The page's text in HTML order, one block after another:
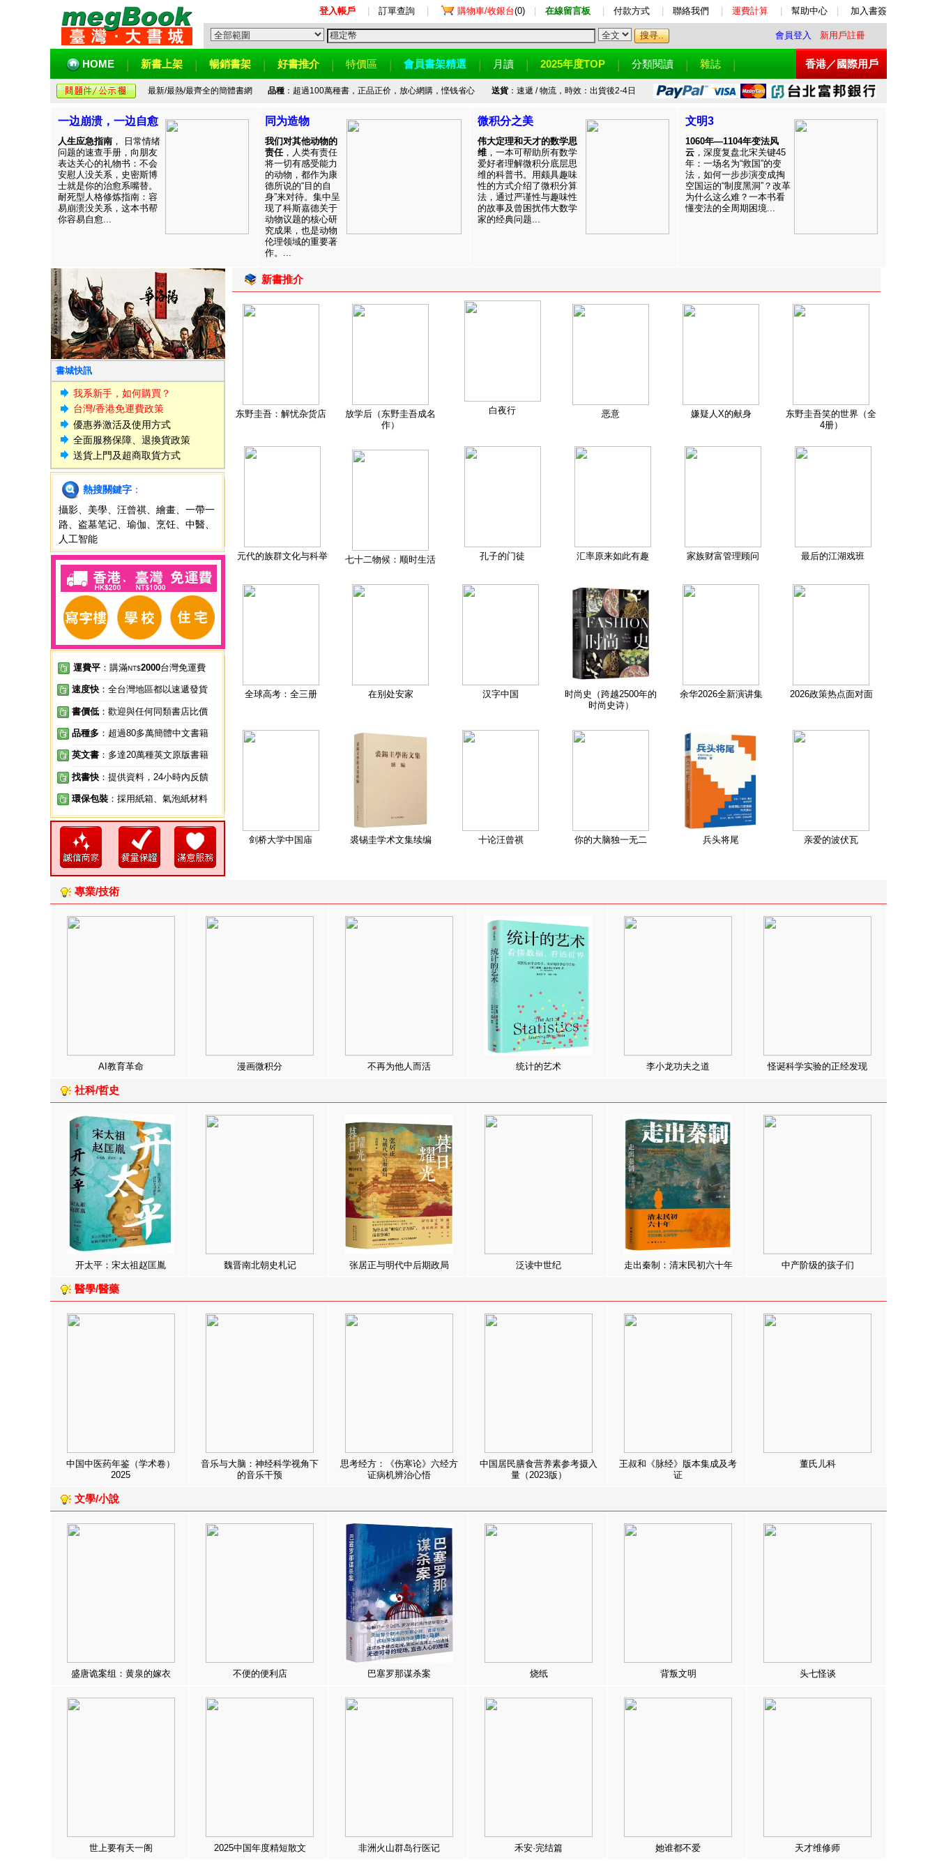
登入帳戶 訂單查詢 購物車/收銀台(0) 在線留言板 付款方式 聯絡我們 運費計算 幫助中心 加入書簽
會員登入 新用戶註冊
HOME 新書上架 暢銷書架 好書推介 特價區 會員書架精選 月讀 2025年度TOP 分類閱讀 雜誌 香港／國際用戶
最新/最熱/最齊全的簡體書網 品種：超過100萬種書，正品正价，放心網購，悭钱省心 送貨：速遞 / 物流，時效：出貨後2-4日
一边崩溃，一边自愈
人生应急指南 ， 日常情绪
问题的速查手册，向朋友
表达关心的礼物书：不会
安慰人没关系，史密斯博
士就是你的治愈系嘴替。
耐死型人格修炼指南：容
易崩溃没关系，这本书帮
你容易自愈...
同为造物
我们对其他动物的
责任，人类有责任
将一切有感受能力
的动物，都作为康
德所说的“目的自
身”来对待。集中呈
现了科斯嘉德关于
动物议题的核心研
究成果，也是动物
伦理领域的重要著
作。...
微积分之美
伟大定理和天才的数学思
维 ，一本可帮助所有数学
爱好者理解微积分底层思
维的科普书。用颇具趣味
性的方式介绍了微积分算
法，通过严谨性与趣味性
的故事及曾困扰伟大数学
家的经典问题...
文明3
1060年—1104年变法风
云 ，深度复盘北宋关键45
年：一场名为“救国”的变
法，如何一步步演变成掏
空国运的“制度黑洞”？改革
为什么这么难？一本书看
懂变法的全周期困境...
書城快訊
我系新手，如何購買？
台灣/香港免運費政策
優惠券激活及使用方式
全面服務保障、退換貨政策
送貨上門及超商取貨方式
熱搜關鍵字 ：
攝影
美學 汪曾祺 繪畫
一帶一
路
盗墓笔记 瑜伽 烹饪 中醫
人工智能
運費平 ：購滿NT$2000台灣免運費
速度快 ：全台灣地區都以速遞發貨
書價低 ：歡迎與任何同類書店比價
品種多 ：超過80多萬簡體中文書籍
英文書 ：多達20萬種英文原版書籍
找書快 ：提供資料，24小時內反饋
環保包裝 ：採用紙箱、氣泡紙材料
新書推介
东野圭吾：解忧杂货店
放学后（东野圭吾成名
作）
白夜行 恶意 嫌疑人X的献身
东野圭吾笑的世界（全
4册）
元代的族群文化与科举 七十二物候：顺时生活 孔子的门徒 汇率原来如此有趣 家族财富管理顾问 最后的江湖戏班
全球高考：全三册 在别处安家 汉字中国
时尚史（跨越2500年的
时尚史诗）
余华2026全新演讲集 2026政策热点面对面
剑桥大学中国庙 裘锡圭学术文集续编 十论汪曾祺 你的大脑独一无二 兵头将尾 亲爱的波伏瓦
專業/技術
AI教育革命 漫画微积分 不再为他人而活 统计的艺术 李小龙功夫之道 怪诞科学实验的正经发现
社科/哲史
开太平：宋太祖赵匡胤 魏晋南北朝史札记 张居正与明代中后期政局 泛读中世纪 走出秦制：清末民初六十年 中产阶级的孩子们
醫學/醫藥
中国中医药年鉴（学术卷）
2025
音乐与大脑：神经科学视角下
的音乐干预
思考经方：《伤寒论》六经方
证病机辨治心悟
中国居民膳食营养素参考摄入
量（2023版）
王叔和《脉经》版本集成及考
证
董氏儿科
文學/小說
盛唐诡案组：黄泉的嫁衣 不便的便利店 巴塞罗那谋杀案 烧纸 背叛文明 头七怪谈
世上要有天一阁 2025中国年度精短散文 非洲火山群岛行医记 禾安·完结篇 她谁都不爱 天才维修师